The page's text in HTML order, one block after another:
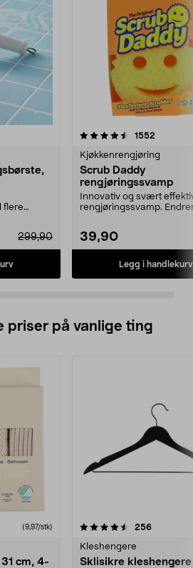
flere
299,90
1552
Kjøkkenrengjøring
Scrub Daddy
rengjøringssvamp
Innovativ og svært
rengjøringssvamp.
39,90
Legg i handlekurv
4.5 av 5 stjerner
priser på vanlige ting
(9,97/stk)
cm, 4-
256
Kleshengere
Sklisikre
4.5av 5 stjerner